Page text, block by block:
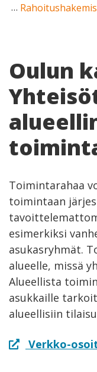
Oulun
Toimintarahaa
toimintaan
esimerkiksi
asukasryhmät.
alueelle, missä
Alueellista
asukkaille
alueellisiin
Verkko-